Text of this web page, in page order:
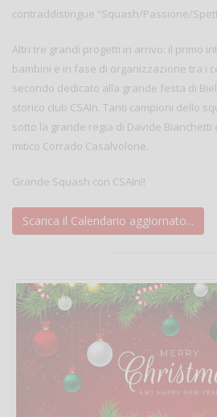
contraddistingue “Squash/Passione/
Altri tre grandi progetti in arrivo: il primo
bambini e in fase di organizzazione tra i
secondo dedicato alla grande festa di
storico club CSAIn. Tanti campioni dello
sotto la grande regia di Davide Bianchetti
mitico Corrado Casalvolone.
Grande Squash con CSAIn!!
Scarica il Calendario aggiornato...